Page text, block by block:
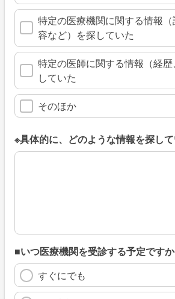
特定の医療機関に関する情報
容など）を探していた
特定の医師に関する情報（経
していた
そのほか
※具体的に、どのような情報を探し
※具体的に、どのような情報を探して
■いつ医療機関を受診する予定ですか
すぐにでも